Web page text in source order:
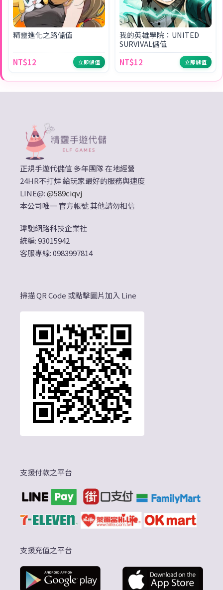
精靈進化之路儲值
NT$12 立即儲值
我的英雄學院：UNITED
SURVIVAL儲值
NT$12
立即儲值
正規手遊代儲值 多年團隊 在地經營
24HR不打烊 給玩家最好的服務與速度
LINE@:@589ciqvj
本公司唯一 官方帳號 其他請勿相信
瑋馳網路科技企業社
統編: 93015942
客服專線: 0983997814
掃描 QR Code 或點擊圖片加入 Line
支援付款之平台
支援充值之平台